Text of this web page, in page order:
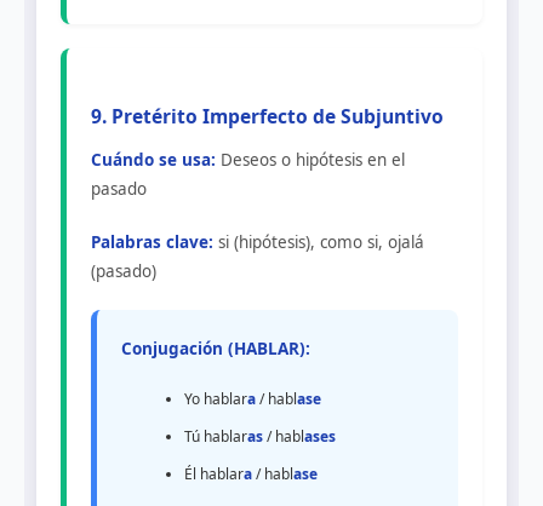
9. Pretérito Imperfecto de Subjuntivo
Cuándo se usa: Deseos o hipótesis en el
pasado
Palabras clave: si (hipótesis), como si, ojalá
(pasado)
Conjugación (HABLAR):
Yo hablara/ hablase
Tú hablaras/ hablases
Él hablara/ hablase